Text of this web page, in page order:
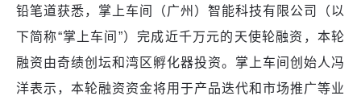
铅笔道获悉，掌上车间（广州）智能科技有限公司（以
下简称“掌上车间”）完成近千万元的天使轮融资，本轮
融资由奇绩创坛和湾区孵化器投资。掌上车间创始人冯
洋表示，本轮融资资金将用于产品迭代和市场推广等业